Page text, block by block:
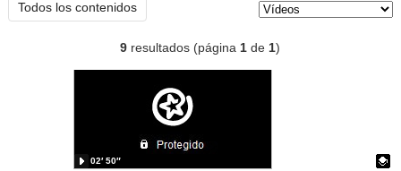
Todos los contenidos
9 resultados (página1 de1)
02′ 50″